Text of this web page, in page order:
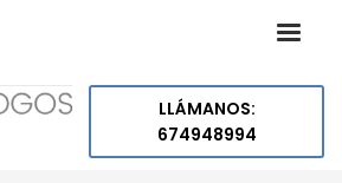
LLÁMANOS:
674948994